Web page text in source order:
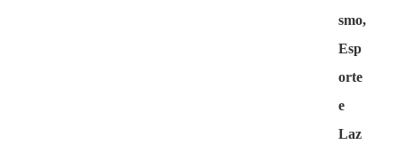
smo,
Esp
orte
e
Laz